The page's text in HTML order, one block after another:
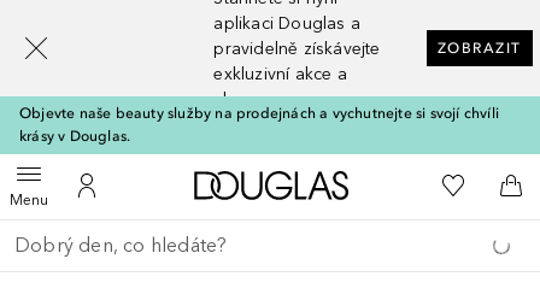
aplikaci Douglas a
pravidelně získávejte
exkluzivní akce a
slevy
ZOBRAZIT
Objevte naše beauty služby na prodejnách a vychutnejte si svojí chvíli
krásy v Douglas.
MenuOtevřít menuK mému účtu
Domů K mému
Do
Vraťte se
Proveďte vyhledávání
[navigation.slideout.screenreader]